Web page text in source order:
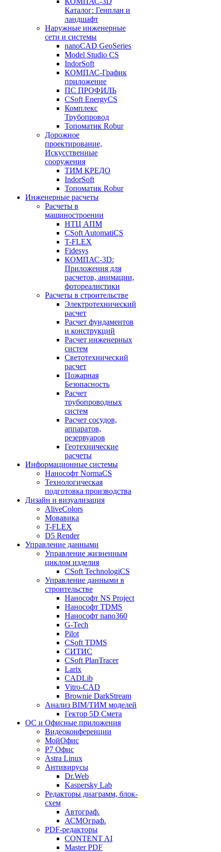
Каталог: Генплан и
ландшафт
Наружные инженерные
сети и системы
nanoCAD GeoSeries
Model Studio CS
IndorSoft
КОМПАС-График
приложение
ПС ПРОФИЛЬ
CSoft EnergyCS
Комплекс
Трубопровод
Топоматик Robur
Дорожное
проектирование,
Искусственные
сооружения
ТИМ КРЕДО
IndorSoft
Топоматик Robur
Инженерные расчеты
Расчеты в
машиностроении
НТЦ АПМ
CSoft AutomatiCS
T-FLEX
Fidesys
КОМПАС-3D:
Приложения для
расчетов, анимации,
фотореалистики
Расчеты в строительстве
Электротехнический
расчет
Расчет фундаментов
и конструкций
Расчет инженерных
систем
Светотехнический
расчет
Пожарная
Безопасность
Расчет
трубопроводных
систем
Расчет сосудов,
аппаратов,
резервуаров
Геотехнические
расчеты
Информационные системы
Нанософт NormaCS
Технологическая
подготовка производства
Дизайн и визуализация
AliveColors
Мовавика
T-FLEX
D5 Render
Управление данными
Управление жизненным
циклом изделия
CSoft TechnologiCS
Управление данными в
строительстве
Нанософт NS Project
Нанософт TDMS
Нанософт nano360
G-Tech
Pilot
CSoft TDMS
СИТИС
CSoft PlanTracer
Larix
CADLib
Vitro-CAD
Brownie DarkStream
Анализ BIM/ТИМ моделей
Гектор 5D Смета
ОС и Офисные приложения
Видеоконференции
МойОфис
P7 Офис
Astra Linux
Антивирусы
Dr.Web
Kaspersky Lab
Редакторы диаграмм, блок-
схем
Автограф.
АСМОграф.
PDF-редакторы
CONTENT AI
Master PDF